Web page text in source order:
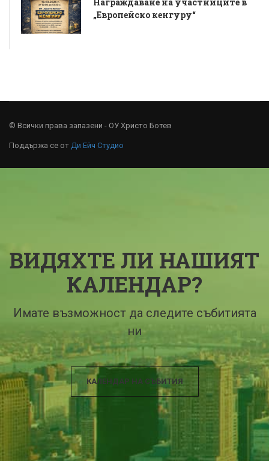
„Европейско кенгуру“
© Всички права запазени - ОУ Христо Ботев
Поддържа се от Ди Ейч Студио
ВИДЯХТЕ ЛИ НАШИЯТ
КАЛЕНДАР?
Имате възможност да следите събитията
ни
КАЛЕНДАР НА СЪБИТИЯ